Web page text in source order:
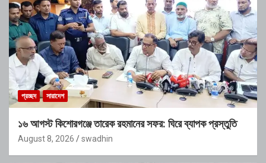
প্রচ্ছদ সারাদেশ
১৬ আগস্ট কিশোরগঞ্জে তারেক রহমানের সফর: ঘিরে ব্যাপক প্রস্তুতি
August 8, 2026 swadhin